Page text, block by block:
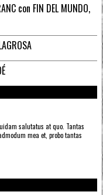
con FIN DEL MUNDO,
salutatus at quo. Tantas
mea et, probo tantas